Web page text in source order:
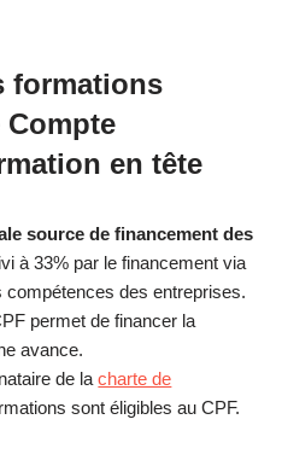
formations
en tête
source de financement des
à 33% par le financement via
compétences des entreprises.
permet de financer la
avance.
de lacharte de
sont éligibles au CPF.